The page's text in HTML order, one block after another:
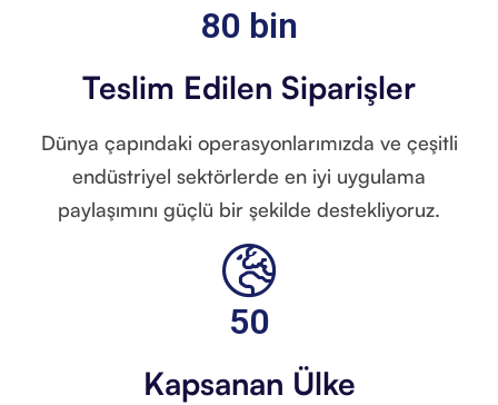
80 bin
Teslim Edilen Siparişler
Dünya çapındaki operasyonlarımızda ve çeşitli
endüstriyel sektörlerde en iyi uygulama
paylaşımını güçlü bir şekilde destekliyoruz.
50
Kapsanan Ülke